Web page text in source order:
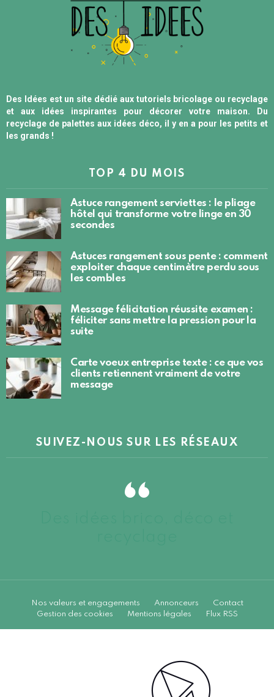
Des Idées est un site dédié aux tutoriels bricolage ou recyclage
et aux idées inspirantes pour décorer votre maison. Du
recyclage de palettes aux idées déco, il y en a pour les petits et
les grands !
TOP 4 DU MOIS
Astuce rangement serviettes : le pliage
hôtel qui transforme votre linge en 30
secondes
Astuces rangement sous pente : comment
exploiter chaque centimètre perdu sous
les combles
Message félicitation réussite examen :
féliciter sans mettre la pression pour la
suite
Carte voeux entreprise texte : ce que vos
clients retiennent vraiment de votre
message
SUIVEZ-NOUS SUR LES RÉSEAUX
Nos valeurs et engagements Annonceurs
Contact
Gestion des cookies
Mentions légales Flux RSS